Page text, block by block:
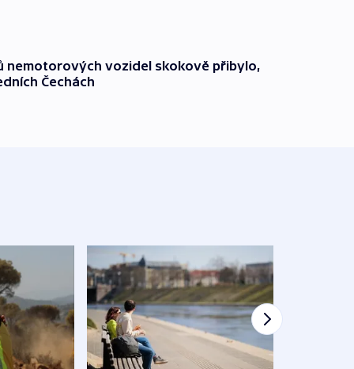
nemotorových vozidel skokově přibylo,
Čechách